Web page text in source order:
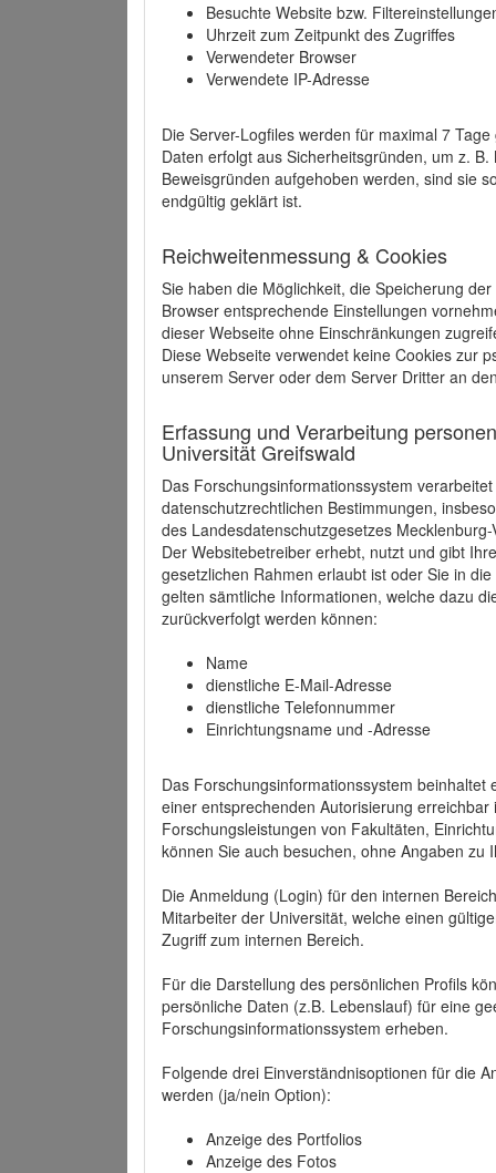
Besuchte Website bzw.
Uhrzeit zum Zeitpunkt des Zugriffes
Verwendeter Browser
Verwendete IP-Adresse
Die Server-Logfiles werden für maximal 7
Daten erfolgt aus Sicherheitsgründen, um z.
Beweisgründen aufgehoben werden, sind sie
endgültig geklärt ist.
Reichweitenmessung & Cookies
Sie haben die Möglichkeit, die Speicherung
Browser entsprechende Einstellungen
dieser Webseite ohne Einschränkungen
Diese Webseite verwendet keine Cookies zur
unserem Server oder dem Server Dritter an
Erfassung und Verarbeitung
Universität Greifswald
Das Forschungsinformationssystem
datenschutzrechtlichen Bestimmungen,
des Landesdatenschutzgesetzes
Der Websitebetreiber erhebt, nutzt und gibt
gesetzlichen Rahmen erlaubt ist oder Sie in
gelten sämtliche Informationen, welche dazu
zurückverfolgt werden können:
Name
dienstliche E-Mail-Adresse
dienstliche Telefonnummer
Einrichtungsname und -Adresse
Das Forschungsinformationssystem beinhaltet
einer entsprechenden Autorisierung
Forschungsleistungen von Fakultäten,
können Sie auch besuchen, ohne Angaben zu
Die Anmeldung (Login) für den internen
Mitarbeiter der Universität, welche einen
Zugriff zum internen Bereich.
Für die Darstellung des persönlichen Profils
persönliche Daten (z.B. Lebenslauf) für eine
Forschungsinformationssystem erheben.
Folgende drei Einverständnisoptionen für die
werden (ja/nein Option):
Anzeige des Portfolios
Anzeige des Fotos